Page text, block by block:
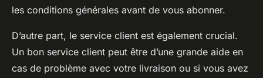
les conditions générales avant de vous abonner.
D’autre part, le service client est également crucial.
Un bon service client peut être d’une grande aide en
cas de problème avec votre livraison ou si vous avez